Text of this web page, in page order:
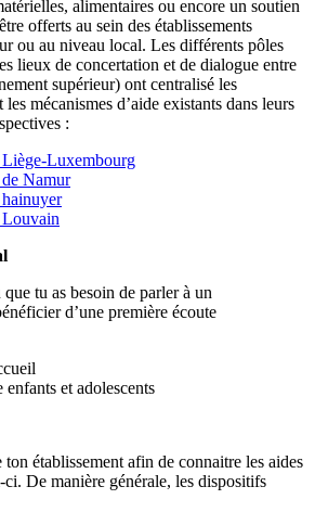
alimentaires ou encore un soutien
offerts au sein des établissements
ou au niveau local. Les différents pôles
lieux de concertation et de dialogue entre
supérieur) ont centralisé les
mécanismes d’aide existants dans leurs
:
Liège-Luxembourg
Namur
Louvain
tu as besoin de parler à un
d’une première écoute
et adolescents
établissement afin de connaitre les aides
De manière générale, les dispositifs